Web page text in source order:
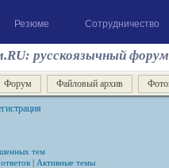
Резюме Сотрудничество
русскоязычный
Форум Файловый архив
тем
| Активные темы